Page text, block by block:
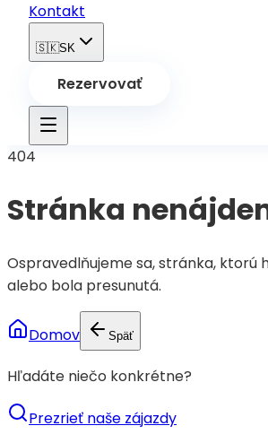
Kontakt
🇸🇰SK
Rezervovať
404
Stránka
Ospravedlňujeme sa, stránka, ktorú
alebo bola presunutá.
Domov Späť
Hľadáte niečo konkrétne?
Prezrieť naše zájazdy